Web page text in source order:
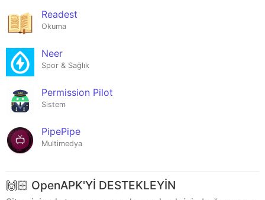
Readest
Okuma
Neer
Spor & Sağlık
Permission Pilot
Sistem
PipePipe
Multimedya
🙌🏻 OpenAPK'Yİ DESTEKLEYİN